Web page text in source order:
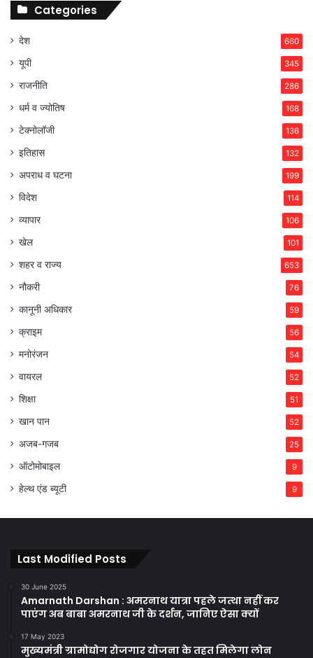
Categories
देश 660
यूपी 345
राजनीति 286
धर्म व ज्योतिष 168
टेक्नोलॉजी 136
इतिहास 132
अपराध व घटना 199
विदेश 114
व्यापार 106
खेल 101
शहर व राज्य 653
नौकरी 76
कानूनी अधिकार 59
क्राइम 56
मनोरंजन 54
वायरल 52
शिक्षा 51
खान पान 52
अजब-गजब 25
ऑटोमोबाइल 9
हेल्थ एंड ब्यूटी 9
Last Modified Posts
30 June 2025
Amarnath Darshan : अमरनाथ यात्रा पहले जत्था नहीं कर
पाएंग अब बाबा अमरनाथ जी के दर्शन, जानिए ऐसा क्यों
17 May 2023
मुख्यमंत्री ग्रामोद्योग रोजगार योजना के तहत मिलेगा लोन